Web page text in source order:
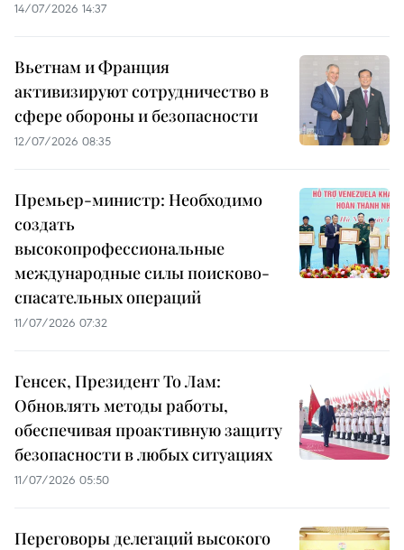
14/07/2026 14:37
Вьетнам и Франция
активизируют сотрудничество в
сфере обороны и безопасности
12/07/2026 08:35
Премьер-министр: Необходимо
создать
высокопрофессиональные
международные силы поисково-
спасательных операций
11/07/2026 07:32
Генсек, Президент То Лам:
Обновлять методы работы,
обеспечивая проактивную защиту
безопасности в любых ситуациях
11/07/2026 05:50
Переговоры делегаций высокого